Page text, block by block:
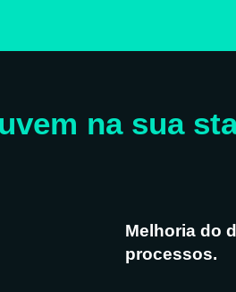
na sua
Melhoria do
processos.